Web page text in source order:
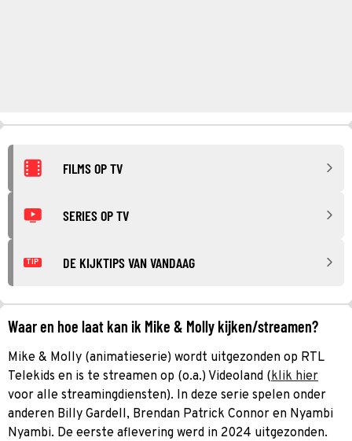
FILMS OP TV
SERIES OP TV
TIP DE KIJKTIPS VAN VANDAAG
Waar en hoe laat kan ik Mike & Molly kijken/streamen?
Mike & Molly (animatieserie) wordt uitgezonden op RTL
Telekids en is te streamen op (o.a.) Videoland (klik hier
voor alle streamingdiensten). In deze serie spelen onder
anderen Billy Gardell, Brendan Patrick Connor en Nyambi
Nyambi. De eerste aflevering werd in 2024 uitgezonden.